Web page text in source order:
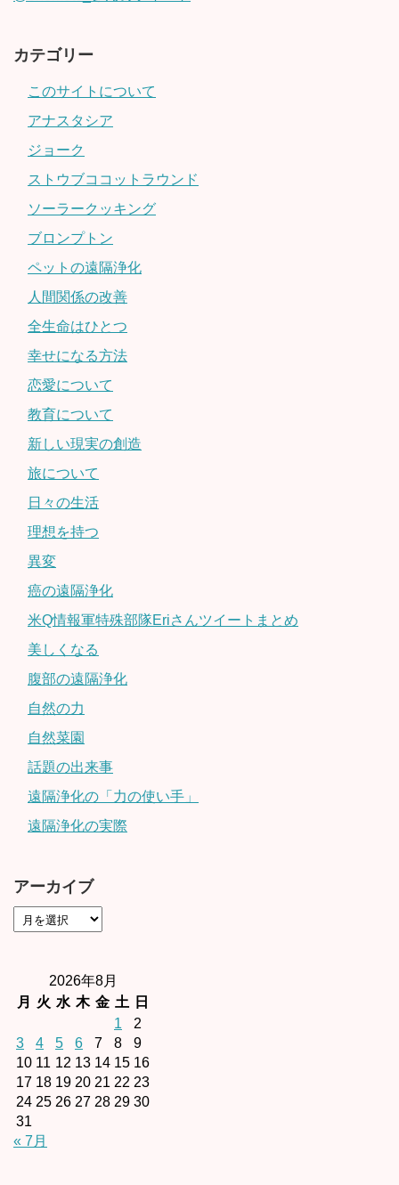
カテゴリー
このサイトについて
アナスタシア
ジョーク
ストウブココットラウンド
ソーラークッキング
ブロンプトン
ペットの遠隔浄化
人間関係の改善
全生命はひとつ
幸せになる方法
恋愛について
教育について
新しい現実の創造
旅について
日々の生活
理想を持つ
異変
癌の遠隔浄化
米Q情報軍特殊部隊Eriさんツイートまとめ
美しくなる
腹部の遠隔浄化
自然の力
自然菜園
話題の出来事
遠隔浄化の「力の使い手」
遠隔浄化の実際
アーカイブ
2026年8月
月
火 水 木 金 土
日
1
2
3
4 5 6 7 8
9
10 11 12 13 14 15 16
17 18 19 20 21 22 23
24 25 26 27 28 29 30
31
« 7月